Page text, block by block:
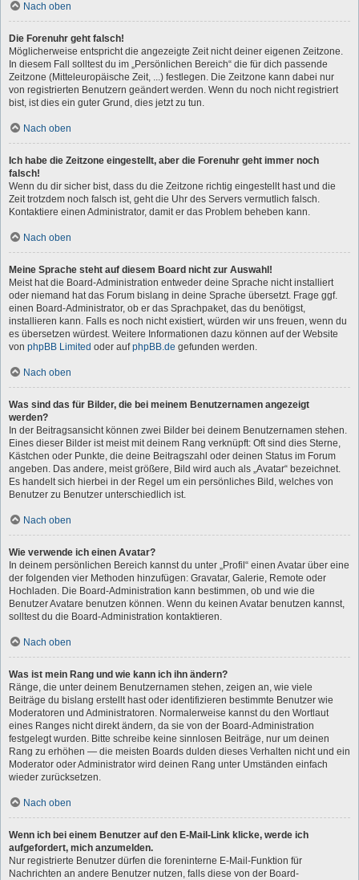
Nach oben
Die Forenuhr geht falsch!
Möglicherweise entspricht die angezeigte Zeit nicht deiner eigenen Zeitzone.
In diesem Fall solltest du im „Persönlichen Bereich“ die für dich passende
Zeitzone (Mitteleuropäische Zeit, ...) festlegen. Die Zeitzone kann dabei nur
von registrierten Benutzern geändert werden. Wenn du noch nicht registriert
bist, ist dies ein guter Grund, dies jetzt zu tun.
Nach oben
Ich habe die Zeitzone eingestellt, aber die Forenuhr geht immer noch
falsch!
Wenn du dir sicher bist, dass du die Zeitzone richtig eingestellt hast und die
Zeit trotzdem noch falsch ist, geht die Uhr des Servers vermutlich falsch.
Kontaktiere einen Administrator, damit er das Problem beheben kann.
Nach oben
Meine Sprache steht auf diesem Board nicht zur Auswahl!
Meist hat die Board-Administration entweder deine Sprache nicht installiert
oder niemand hat das Forum bislang in deine Sprache übersetzt. Frage ggf.
einen Board-Administrator, ob er das Sprachpaket, das du benötigst,
installieren kann. Falls es noch nicht existiert, würden wir uns freuen, wenn du
es übersetzen würdest. Weitere Informationen dazu können auf der Website
von phpBB Limited oder aufphpBB.de gefunden werden.
Nach oben
Was sind das für Bilder, die bei meinem Benutzernamen angezeigt
werden?
In der Beitragsansicht können zwei Bilder bei deinem Benutzernamen stehen.
Eines dieser Bilder ist meist mit deinem Rang verknüpft: Oft sind dies Sterne,
Kästchen oder Punkte, die deine Beitragszahl oder deinen Status im Forum
angeben. Das andere, meist größere, Bild wird auch als „Avatar“ bezeichnet.
Es handelt sich hierbei in der Regel um ein persönliches Bild, welches von
Benutzer zu Benutzer unterschiedlich ist.
Nach oben
Wie verwende ich einen Avatar?
In deinem persönlichen Bereich kannst du unter „Profil“ einen Avatar über eine
der folgenden vier Methoden hinzufügen: Gravatar, Galerie, Remote oder
Hochladen. Die Board-Administration kann bestimmen, ob und wie die
Benutzer Avatare benutzen können. Wenn du keinen Avatar benutzen kannst,
solltest du die Board-Administration kontaktieren.
Nach oben
Was ist mein Rang und wie kann ich ihn ändern?
Ränge, die unter deinem Benutzernamen stehen, zeigen an, wie viele
Beiträge du bislang erstellt hast oder identifizieren bestimmte Benutzer wie
Moderatoren und Administratoren. Normalerweise kannst du den Wortlaut
eines Ranges nicht direkt ändern, da sie von der Board-Administration
festgelegt wurden. Bitte schreibe keine sinnlosen Beiträge, nur um deinen
Rang zu erhöhen — die meisten Boards dulden dieses Verhalten nicht und ein
Moderator oder Administrator wird deinen Rang unter Umständen einfach
wieder zurücksetzen.
Nach oben
Wenn ich bei einem Benutzer auf den E-Mail-Link klicke, werde ich
aufgefordert, mich anzumelden.
Nur registrierte Benutzer dürfen die foreninterne E-Mail-Funktion für
Nachrichten an andere Benutzer nutzen, falls diese von der Board-